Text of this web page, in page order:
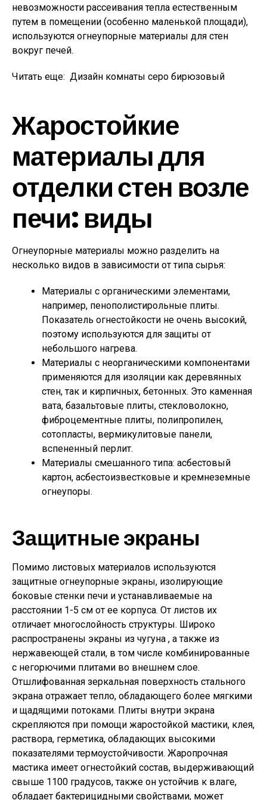
невозможности рассеивания тепла естественным
путем в помещении (особенно маленькой площади),
используются огнеупорные материалы для стен
вокруг печей.
Читать еще: Дизайн комнаты серо бирюзовый
Жаростойкие
материалы для
отделки стен возле
печи: виды
Огнеупорные материалы можно разделить на
несколько видов в зависимости от типа сырья:
Материалы с органическими элементами,
например, пенополистирольные плиты.
Показатель огнестойкости не очень высокий,
поэтому используются для защиты от
небольшого нагрева.
Материалы с неорганическими компонентами
применяются для изоляции как деревянных
стен, так и кирпичных, бетонных. Это каменная
вата, базальтовые плиты, стекловолокно,
фиброцементные плиты, полипропилен,
сотопласты, вермикулитовые панели,
вспененный перлит.
Материалы смешанного типа: асбестовый
картон, асбестоизвестковые и кремнеземные
огнеупоры.
Защитные экраны
Помимо листовых материалов используются
защитные огнеупорные экраны, изолирующие
боковые стенки печи и устанавливаемые на
расстоянии 1-5 см от ее корпуса. От листов их
отличает многослойность структуры. Широко
распространены экраны из чугуна , а также из
нержавеющей стали, в том числе комбинированные
с негорючими плитами во внешнем слое.
Отшлифованная зеркальная поверхность стального
экрана отражает тепло, обладающего более мягкими
и щадящими потоками. Плиты внутри экрана
скрепляются при помощи жаростойкой мастики, клея,
раствора, герметика, обладающих высокими
показателями термоустойчивости. Жаропрочная
мастика имеет огнестойкий состав, выдерживающий
свыше 1100 градусов, также он устойчив к влаге,
обладает бактерицидными свойствами, может